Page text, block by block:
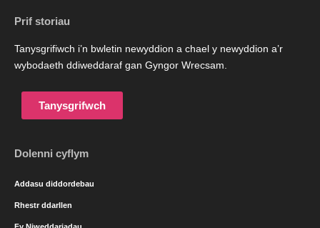
Prif storiau
Tanysgrifiwch i’n bwletin newyddion a chael y newyddion a’r
wybodaeth ddiweddaraf gan Gyngor Wrecsam.
Tanysgrifwch
Dolenni cyflym
Addasu diddordebau
Rhestr ddarllen